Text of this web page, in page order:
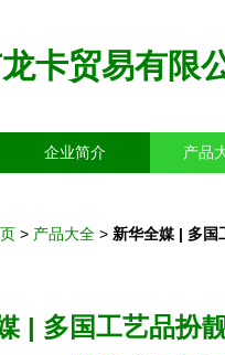
卡贸易有限
企业简介 产品
> 产品大全 > 新华全媒 | 多国
| 多国工艺品扮